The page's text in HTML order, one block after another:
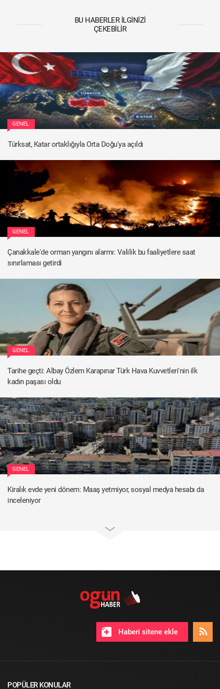
BU HABERLER İLGINIZI
ÇEKEBILIR
GENEL
Türksat, Katar ortaklığıyla Orta Doğu'ya açıldı
GENEL
Çanakkale'de orman yangını alarmı: Valilik bu faaliyetlere saat
sınırlaması getirdi
GENEL
Tarihe geçti: Albay Özlem Karapınar Türk Hava Kuvvetleri'nin ilk
kadın paşası oldu
GENEL
Kiralık evde yeni dönem: Maaş yetmiyor, sosyal medya hesabı da
inceleniyor
Haberi sitene ekle
POPÜLER KONULAR